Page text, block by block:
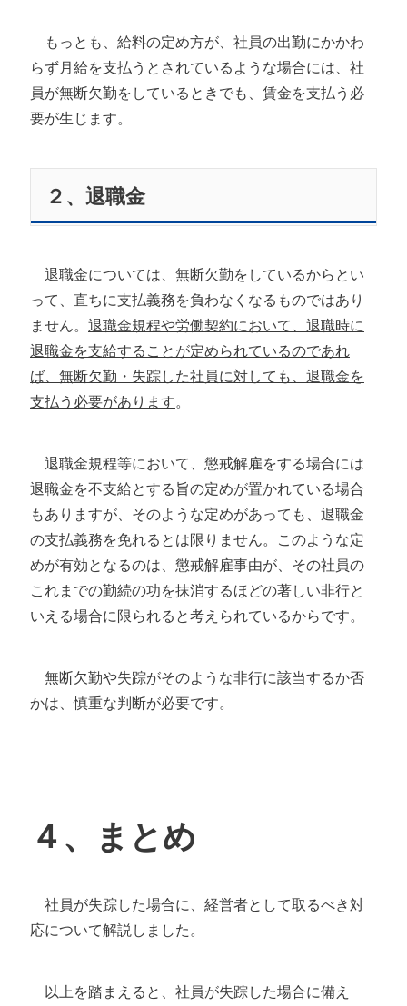
もっとも、給料の定め方が、社員の出勤にかかわ
らず月給を支払うとされているような場合には、社
員が無断欠勤をしているときでも、賃金を支払う必
要が生じます。
２、退職金
退職金については、無断欠勤をしているからとい
って、直ちに支払義務を負わなくなるものではあり
ません。 退職金規程や労働契約において、退職時に
退職金を支給することが定められているのであれ
ば、無断欠勤・失踪した社員に対しても、退職金を
支払う必要があります。
退職金規程等において、懲戒解雇をする場合には
退職金を不支給とする旨の定めが置かれている場合
もありますが、そのような定めがあっても、退職金
の支払義務を免れるとは限りません。このような定
めが有効となるのは、懲戒解雇事由が、その社員の
これまでの勤続の功を抹消するほどの著しい非行と
いえる場合に限られると考えられているからです。
無断欠勤や失踪がそのような非行に該当するか否
かは、慎重な判断が必要です。
４、まとめ
社員が失踪した場合に、経営者として取るべき対
応について解説しました。
以上を踏まえると、社員が失踪した場合に備え